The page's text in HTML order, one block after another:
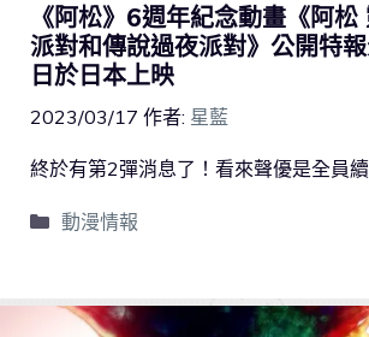
《阿松》6週年紀念動畫《阿
派對和傳說過夜派對》公開特
日於日本上映
2023/03/17 作者: 星藍
終於有第2彈消息了！看來聲優是全員
動漫情報